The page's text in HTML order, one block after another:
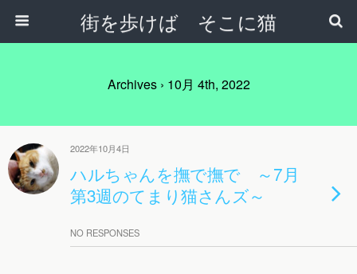
街を歩けば そこに猫
Archives › 10月 4th, 2022
2022年10月4日
ハルちゃんを撫で撫で ～7月
第3週のてまり猫さんズ～
NO RESPONSES